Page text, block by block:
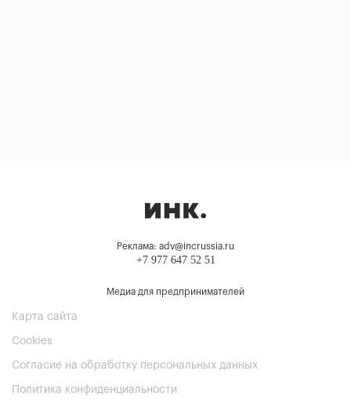
Реклама: adv@incrussia.ru
+7 977 647 52 51
Медиа для предпринимателей
Карта сайта
Cookies
Согласие на обработку персональных данных
Политика конфиденциальности